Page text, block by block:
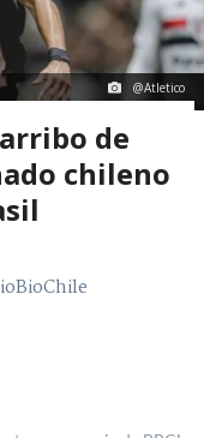
@Atletico
de
chileno